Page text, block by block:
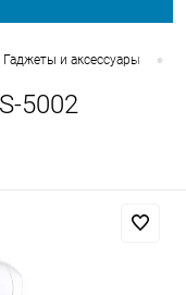
Гаджеты и аксессуары •
5002